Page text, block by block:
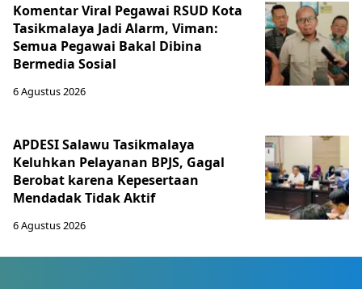
Komentar Viral Pegawai RSUD Kota
Tasikmalaya Jadi Alarm, Viman:
Semua Pegawai Bakal Dibina
Bermedia Sosial
6 Agustus 2026
APDESI Salawu Tasikmalaya
Keluhkan Pelayanan BPJS, Gagal
Berobat karena Kepesertaan
Mendadak Tidak Aktif
6 Agustus 2026